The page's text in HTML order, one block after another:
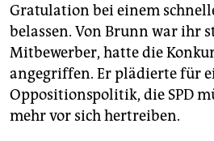
Gratulation bei einem
belassen. Von Brunn war ihr
Mitbewerber, hatte die
angegriffen. Er plädierte für
Oppositionspolitik, die SPD
mehr vor sich hertreiben.